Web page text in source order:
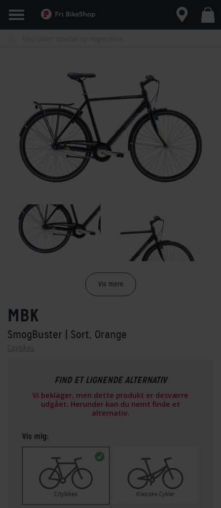
Vis mere
MBK
SmogBuster | Sort, Orange
Citybikes
FIND ET LIGNENDE ALTERNATIV
Vi beklager, men dette produkt er desværre
udgået. Herunder kan du nemt finde et
alternativ.
Vis mig:
Citybikes Klasiske Cykler